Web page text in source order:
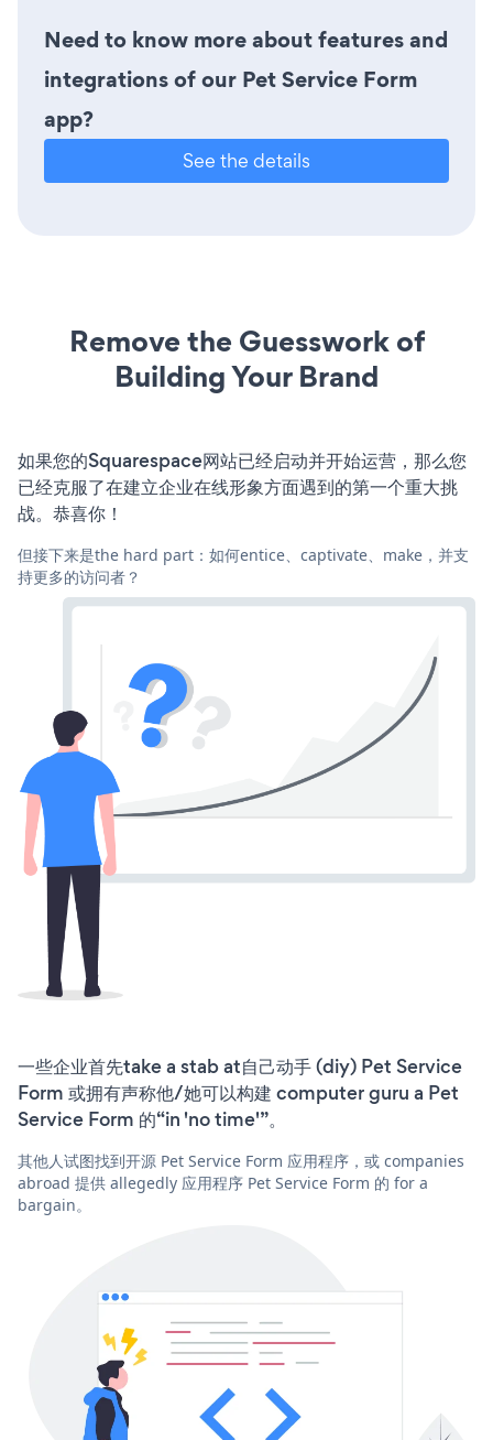
Need to know more about features and
integrations of our Pet Service Form
app?
See the details
Remove the Guesswork of
Building Your Brand
如果您的Squarespace网站已经启动并开始运营，那么您
已经克服了在建立企业在线形象方面遇到的第一个重大挑
战。恭喜你！
但接下来是the hard part：如何entice、captivate、make，并支
持更多的访问者？
一些企业首先take a stab at自己动手 (diy) Pet Service
Form 或拥有声称他/她可以构建 computer guru a Pet
Service Form 的“in 'no time'”。
其他人试图找到开源 Pet Service Form 应用程序，或 companies
abroad 提供 allegedly 应用程序 Pet Service Form 的 for a
bargain。